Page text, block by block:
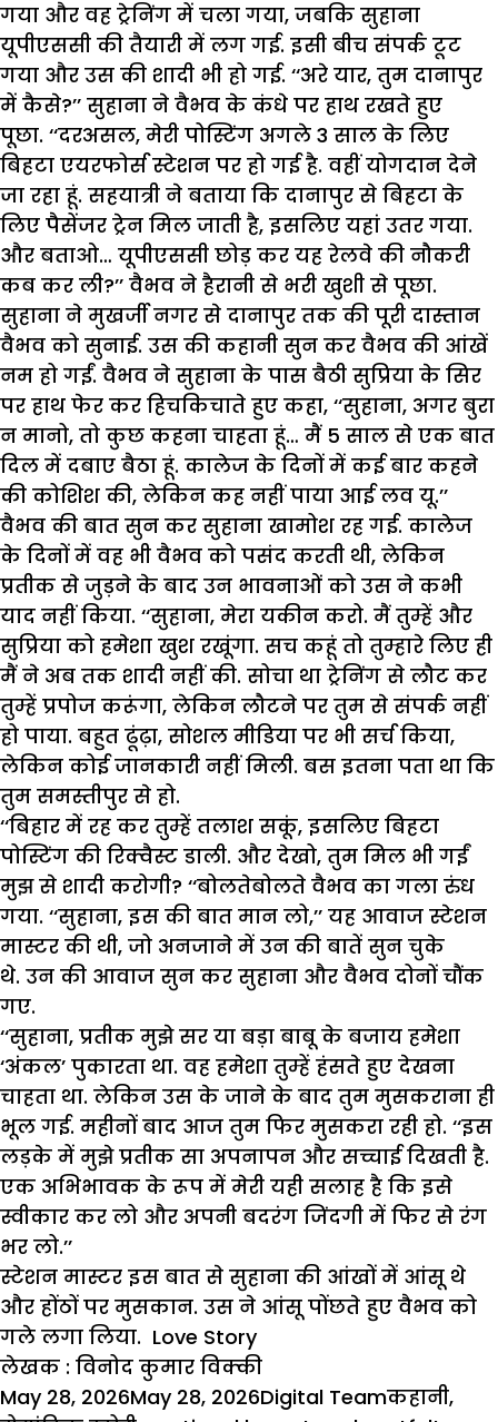
गया और वह ट्रेनिंग में चला गया, जबकि सुहाना
यूपीएससी की तैयारी में लग गई. इसी बीच संपर्क टूट
गया और उस की शादी भी हो गई. ‘‘अरे यार, तुम दानापुर
में कैसे?’’ सुहाना ने वैभव के कंधे पर हाथ रखते हुए
पूछा. ‘‘दरअसल, मेरी पोस्टिंग अगले 3 साल के लिए
बिहटा एयरफोर्स स्टेशन पर हो गई है. वहीं योगदान देने
जा रहा हूं. सहयात्री ने बताया कि दानापुर से बिहटा के
लिए पैसेंजर ट्रेन मिल जाती है, इसलिए यहां उतर गया.
और बताओ… यूपीएससी छोड़ कर यह रेलवे की नौकरी
कब कर ली?’’ वैभव ने हैरानी से भरी खुशी से पूछा.
सुहाना ने मुखर्जी नगर से दानापुर तक की पूरी दास्तान
वैभव को सुनाई. उस की कहानी सुन कर वैभव की आंखें
नम हो गईं. वैभव ने सुहाना के पास बैठी सुप्रिया के सिर
पर हाथ फेर कर हिचकिचाते हुए कहा, ‘‘सुहाना, अगर बुरा
न मानो, तो कुछ कहना चाहता हूं… मैं 5 साल से एक बात
दिल में दबाए बैठा हूं. कालेज के दिनों में कई बार कहने
की कोशिश की, लेकिन कह नहीं पाया आई लव यू.’’
वैभव की बात सुन कर सुहाना खामोश रह गई. कालेज
के दिनों में वह भी वैभव को पसंद करती थी, लेकिन
प्रतीक से जुड़ने के बाद उन भावनाओं को उस ने कभी
याद नहीं किया. ‘‘सुहाना, मेरा यकीन करो. मैं तुम्हें और
सुप्रिया को हमेशा खुश रखूंगा. सच कहूं तो तुम्हारे लिए ही
मैं ने अब तक शादी नहीं की. सोचा था ट्रेनिंग से लौट कर
तुम्हें प्रपोज करूंगा, लेकिन लौटने पर तुम से संपर्क नहीं
हो पाया. बहुत ढूंढ़ा, सोशल मीडिया पर भी सर्च किया,
लेकिन कोई जानकारी नहीं मिली. बस इतना पता था कि
तुम समस्तीपुर से हो.
‘‘बिहार में रह कर तुम्हें तलाश सकूं, इसलिए बिहटा
पोस्टिंग की रिक्वैस्ट डाली. और देखो, तुम मिल भी गईं
मुझ से शादी करोगी? ‘‘बोलतेबोलते वैभव का गला रुंध
गया. ‘‘सुहाना, इस की बात मान लो,’’ यह आवाज स्टेशन
मास्टर की थी, जो अनजाने में उन की बातें सुन चुके
थे. उन की आवाज सुन कर सुहाना और वैभव दोनों चौंक
गए.
‘‘सुहाना, प्रतीक मुझे सर या बड़ा बाबू के बजाय हमेशा
‘अंकल’ पुकारता था. वह हमेशा तुम्हें हंसते हुए देखना
चाहता था. लेकिन उस के जाने के बाद तुम मुसकराना ही
भूल गई. महीनों बाद आज तुम फिर मुसकरा रही हो. ‘‘इस
लड़के में मुझे प्रतीक सा अपनापन और सच्चाई दिखती है.
एक अभिभावक के रूप में मेरी यही सलाह है कि इसे
स्वीकार कर लो और अपनी बदरंग जिंदगी में फिर से रंग
भर लो.’’
स्टेशन मास्टर इस बात से सुहाना की आंखों में आंसू थे
और होंठों पर मुसकान. उस ने आंसू पोंछते हुए वैभव को
गले लगा लिया. Love Story
लेखक : विनोद कुमार विक्की
Posted
May 28, 2026May 28, 2026Author
Digital TeamCategories
कहानी,